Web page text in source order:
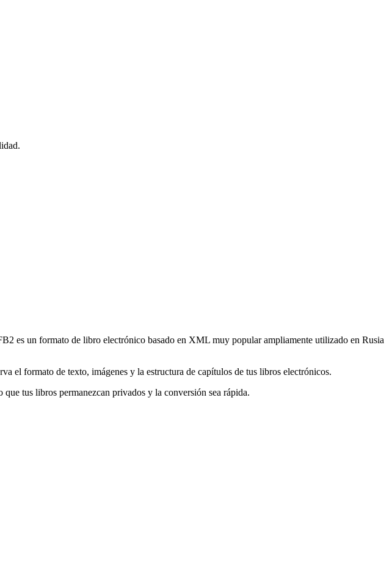
es un formato de libro electrónico basado en XML muy popular ampliamente utilizado en Rusia
el formato de texto, imágenes y la estructura de capítulos de tus libros electrónicos.
tus libros permanezcan privados y la conversión sea rápida.